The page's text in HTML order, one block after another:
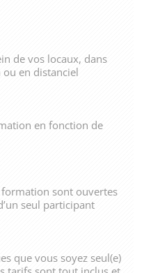
de vos locaux, dans
en distanciel
en fonction de
sont ouvertes
seul participant
que vous soyez seul(e)